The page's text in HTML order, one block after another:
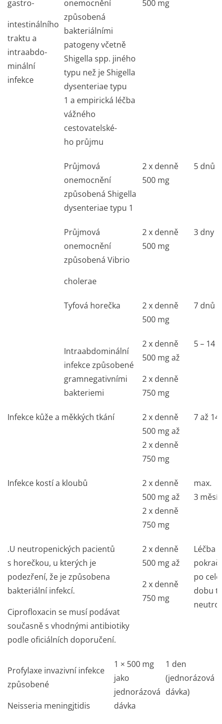
gastro-
intestinálního
traktu a
intraabdo-
minální
infekce
onemocnění
způsobená
bakteriálními
patogeny včetně
Shigella spp. jiného
typu než jeShigella
dysenteriaetypu
1 a empirická léčba
vážného
cestovatelské­
ho průjmu
500 mg
Průjmová
onemocnění
způsobená Shigella
dysenteriaetypu 1
2 x denně
500 mg
5 dnů
Průjmová
onemocnění
způsobená Vibrio
cholerae
2 x denně
500 mg
3 dny
Tyfová horečka
2 x denně
500 mg
7 dnů
Intraabdominální
infekce způsobené
gramnegativními
bakteriemi
2 x denně
500 mg až
2 x denně
750 mg
5 – 14
Infekce kůže a měkkých tkání
2 x denně
500 mg až
2 x denně
750 mg
7 až
Infekce kostí a kloubů
2 x denně
500 mg až
2 x denně
750 mg
max.
3
.U neutropenických pacientů
s horečkou, u kterých je
podezření, že je způsobena
bakteriální infekcí.
Ciprofloxacin se musí podávat
současně s vhodnými antibiotiky
podle oficiálních doporučení.
2 x denně
500 mg až
2 x denně
750 mg
Léčba
po
dobu
Profylaxe invazivní infekce
způsobené
Neisseria meningjtidis
1 × 500 mg
jako
jednorázová
dávka
1 den
(jednorázová
dávka)